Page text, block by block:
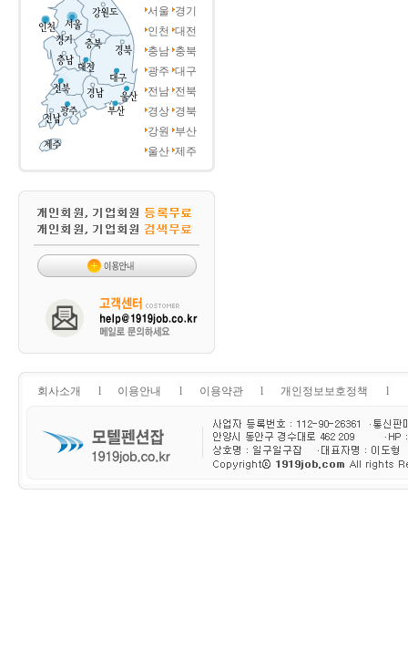
서울 경기
인천 대전
충남 충북
광주 대구
전남 전북
경상 경북
강원
부산
울산 제주
회사소개 l 이용안내 l 이용약관 l 개인정보보호정책 l